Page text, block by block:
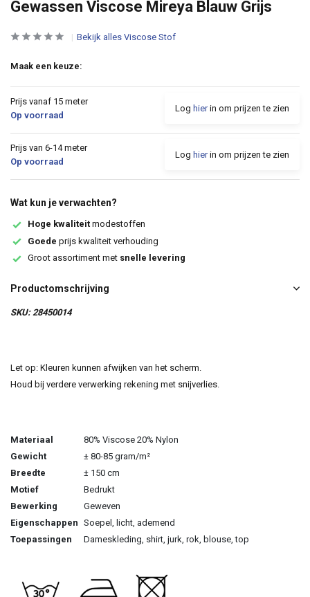
Gewassen Viscose Mireya Blauw Grijs
Bekijk alles Viscose Stof
Maak een keuze:
Prijs vanaf 15 meter
Op voorraad
Log hierin om prijzen te zien
Prijs van 6-14 meter
Op voorraad
Log hierin om prijzen te zien
Wat kun je verwachten?
Hoge kwaliteit modestoffen
Goede prijs kwaliteit verhouding
Groot assortiment met snelle levering
Productomschrijving
SKU: 28450014
Let op: Kleuren kunnen afwijken van het scherm.
Houd bij verdere verwerking rekening met snijverlies.
Materiaal
80% Viscose 20% Nylon
Gewicht
± 80-85 gram/m²
Breedte
± 150 cm
Motief
Bedrukt
Bewerking
Geweven
Eigenschappen Soepel, licht, ademend
Toepassingen
Dameskleding, shirt, jurk, rok, blouse, top